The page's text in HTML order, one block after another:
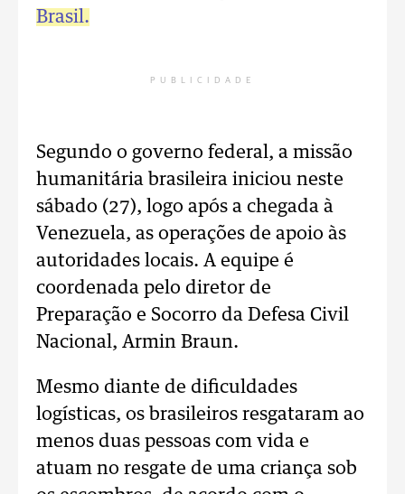
Brasil.
PUBLICIDADE
Segundo o governo federal, a missão
humanitária brasileira iniciou neste
sábado (27), logo após a chegada à
Venezuela, as operações de apoio às
autoridades locais. A equipe é
coordenada pelo diretor de
Preparação e Socorro da Defesa Civil
Nacional, Armin Braun.
Mesmo diante de dificuldades
logísticas, os brasileiros resgataram ao
menos duas pessoas com vida e
atuam no resgate de uma criança sob